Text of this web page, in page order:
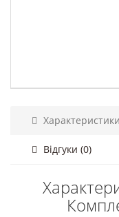
Характеристики
Відгуки (0)